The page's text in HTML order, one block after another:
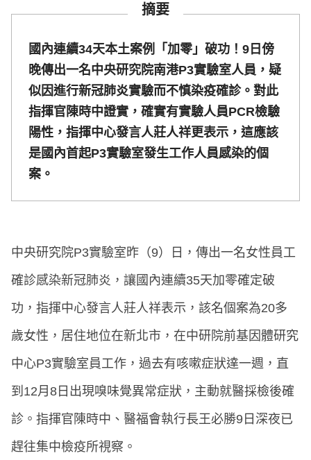
摘要
國內連續34天本土案例「加零」破功！9日傍
晚傳出一名中央研究院南港P3實驗室人員，疑
似因進行新冠肺炎實驗而不慎染疫確診。對此
指揮官陳時中證實，確實有實驗人員PCR檢驗
陽性，指揮中心發言人莊人祥更表示，這應該
是國內首起P3實驗室發生工作人員感染的個
案。
中央研究院P3實驗室昨（9）日，傳出一名女性員工
確診感染新冠肺炎，讓國內連續35天加零確定破
功，指揮中心發言人莊人祥表示，該名個案為20多
歲女性，居住地位在新北市，在中研院前基因體研究
中心P3實驗室員工作，過去有咳嗽症狀達一週，直
到12月8日出現嗅味覺異常症狀，主動就醫採檢後確
診。指揮官陳時中、醫福會執行長王必勝9日深夜已
趕往集中檢疫所視察。